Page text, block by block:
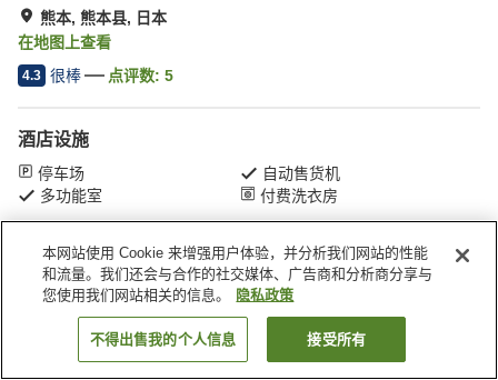
熊本, 熊本县, 日本
在地图上查看
4.3 很棒 点评数: 5
酒店设施
停车场
自动售货机
多功能室
付费洗衣房
首页 日本 熊本县 熊本 雷斯特斯住宿酒店
搜索客房
本网站使用 Cookie 来增强用户体验，并分析我们网站的性能
和流量。我们还会与合作的社交媒体、广告商和分析商分享与
您使用我们网站相关的信息。
隐私政策
不得出售我的个人信息 接受所有